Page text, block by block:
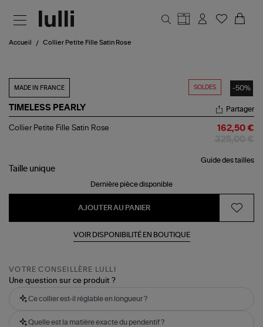
Accueil Collier Petite Fille Satin Rose
SOLDES -50%
MADE IN FRANCE
TIMELESS PEARLY
Collier
Rose
Partager
Collier Petite Fille Satin Rose 162,50 €
Guide des tailles
Taille unique
Dernière pièce disponible
AJOUTER AU PANIER
VOIR DISPONIBILITÉ EN BOUTIQUE
VOTRE CONSEILLÈRE LULLI
Une question sur ce produit ?
Ce collier est-il réglable en longueur ?
Quelle est la matière exacte du pendentif ?